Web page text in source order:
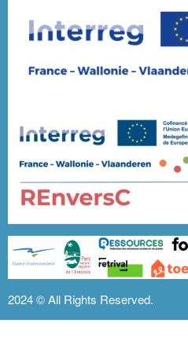
2024 ©All Rights Reserved.